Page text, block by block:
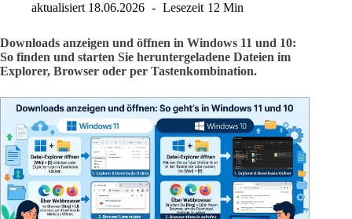
aktualisiert 18.06.2026 Lesezeit 12 Min
Downloads anzeigen und öffnen in Windows 11 und 10:
So finden und starten Sie heruntergeladene Dateien im
Explorer, Browser oder per Tastenkombination.